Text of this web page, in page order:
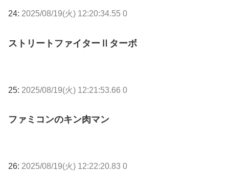
24: 2025/08/19(火) 12:20:34.55 0
ストリートファイターⅡターボ
25: 2025/08/19(火) 12:21:53.66 0
ファミコンのキン肉マン
26: 2025/08/19(火) 12:22:20.83 0